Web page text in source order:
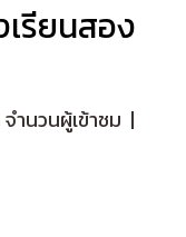
เรียนสอง
จำนวนผู้เข้าชม |